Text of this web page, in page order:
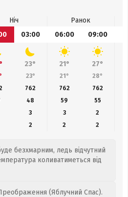
Ніч
Ранок
03:00 06:00 09:00
23° 21° 27°
23° 21° 28°
762 762 762
48 59 55
3 3
2
2 2 2
безхмарним, ледь відчутний
коливатиметься від
(Яблучний Спас).